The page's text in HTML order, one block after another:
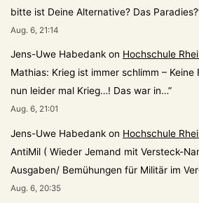
bitte ist Deine Alternative? Das Paradies?
Aug. 6, 21:14
Jens-Uwe Habedank on Hochschule
Mathias: Krieg ist immer schlimm –
nun leider mal Krieg…! Das war in…”
Aug. 6, 21:01
Jens-Uwe Habedank on Hochschule
AntiMil ( Wieder Jemand mit Versteck-
Ausgaben/ Bemühungen für Militär im
Aug. 6, 20:35